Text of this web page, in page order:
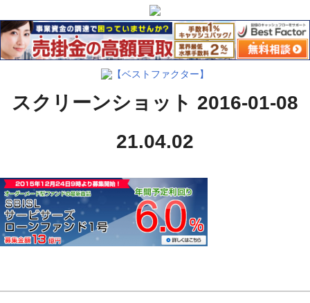
【ベストファクター】
スクリーンショット 2016-01-08
21.04.02